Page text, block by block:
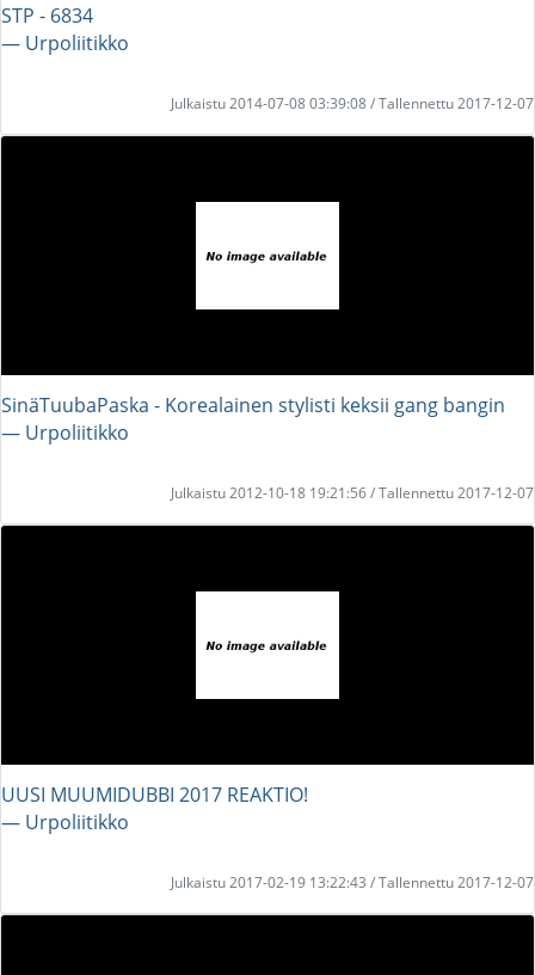
STP - 6834
― Urpoliitikko
Julkaistu 2014-07-08 03:39:08 / Tallennettu 2017-12-07
SinäTuubaPaska - Korealainen stylisti keksii gang bangin
― Urpoliitikko
Julkaistu 2012-10-18 19:21:56 / Tallennettu 2017-12-07
UUSI MUUMIDUBBI 2017 REAKTIO!
― Urpoliitikko
Julkaistu 2017-02-19 13:22:43 / Tallennettu 2017-12-07